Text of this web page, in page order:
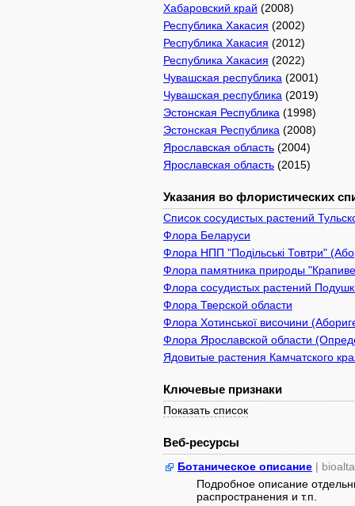
Хабаровский край (2008)
Республика Хакасия (2002)
Республика Хакасия (2012)
Республика Хакасия (2022)
Чувашская республика (2001)
Чувашская республика (2019)
Эстонская Республика (1998)
Эстонская Республика (2008)
Ярославская область (2004)
Ярославская область (2015)
Указания во флористических
Список сосудистых растений
Флора Беларуси
Флора НПП "Подільські Товтри"
Флора памятника природы
Флора сосудистых растений
Флора Тверской области
Флора Хотинської височини
Флора Ярославской области
Ядовитые растения Камчатского
Ключевые признаки
Показать список
Веб-ресурсы
Ботаническое описание |
Подробное описание
распространения и т.п.